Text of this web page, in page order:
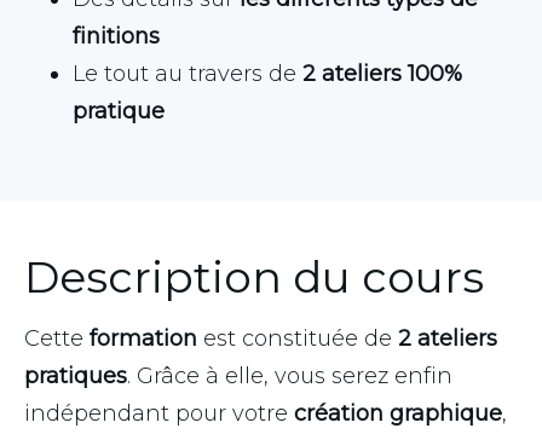
finitions
Le tout au travers de 2 ateliers 100%
pratique
Description du cours
Cette formation est constituée de 2 ateliers
pratiques. Grâce à elle, vous serez enfin
indépendant pour votre création graphique,